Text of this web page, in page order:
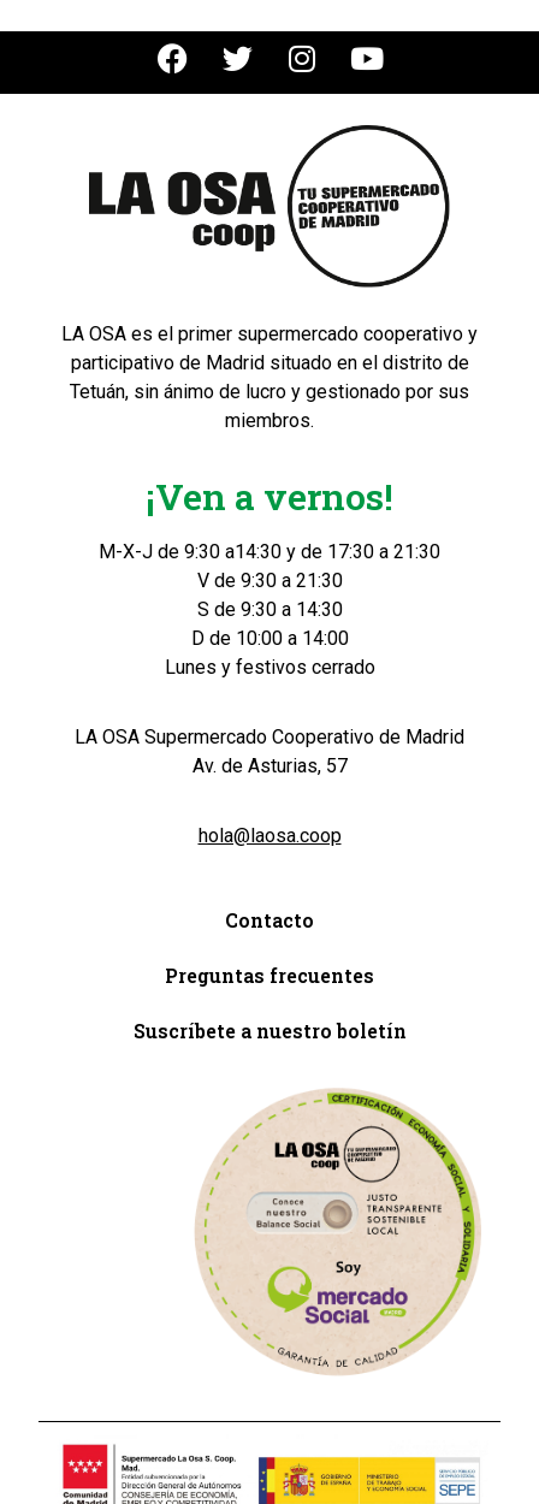
LA OSA es el primer supermercado cooperativo y
participativo de Madrid situado en el distrito de
Tetuán, sin ánimo de lucro y gestionado por sus
miembros.
¡Ven a vernos!
M-X-J de 9:30 a14:30 y de 17:30 a 21:30
V de 9:30 a 21:30
S de 9:30 a 14:30
D de 10:00 a 14:00
Lunes y festivos cerrado
LA OSA Supermercado Cooperativo de Madrid
Av. de Asturias, 57
hola@laosa.coop
Contacto
Preguntas frecuentes
Suscríbete a nuestro boletín